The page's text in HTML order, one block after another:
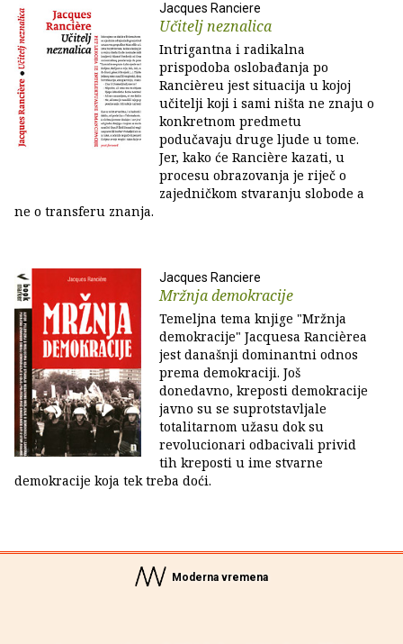
Jacques Ranciere
Učitelj neznalica
Intrigantna i radikalna
prispodoba oslobađanja po
Rancièreu jest situacija u kojoj
učitelji koji i sami ništa ne znaju o
konkretnom predmetu
podučavaju druge ljude u tome.
Jer, kako će Rancière kazati, u
procesu obrazovanja je riječ o
zajedničkom stvaranju slobode a
ne o transferu znanja.
Jacques Ranciere
Mržnja demokracije
Temeljna tema knjige "Mržnja
demokracije" Jacquesa Rancièrea
jest današnji dominantni odnos
prema demokraciji. Još
donedavno, kreposti demokracije
javno su se suprotstavljale
totalitarnom užasu dok su
revolucionari odbacivali privid
tih kreposti u ime stvarne
demokracije koja tek treba doći.
Moderna vremena